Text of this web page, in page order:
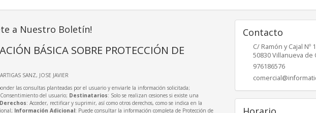
a Nuestro Boletín!
BÁSICA SOBRE PROTECCIÓN DE
SANZ, JOSE JAVIER
las consultas planteadas por el usuario y enviarle la información solicitada;
del usuario; Destinatarios: Solo se realizan cesiones si existe una
Derechos: Acceder, rectificar y suprimir, así como otros derechos, como se indica en la
Información Adicional: Puede consultar la información completa de Protección de
Contacto
C/ Ramón y Cajal Nº
50830Villanueva de
976186576